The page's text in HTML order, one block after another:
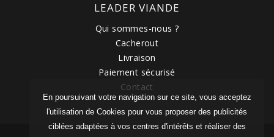
En poursuivant votre navigation sur ce site, vous acceptez
l'utilisation de Cookies pour vous proposer des publicités
ciblées adaptées à vos centres d'intérêts et réaliser des
LEADER VIANDE
Qui sommes-nous ?
Cacherout
Livraison
Paiement sécurisé
Contact